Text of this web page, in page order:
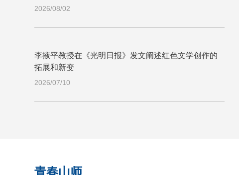
建
2026/08/02
李掖平教授在《光明日报》发文阐述红色文学创作的
拓展和新变
2026/07/10
青春山师